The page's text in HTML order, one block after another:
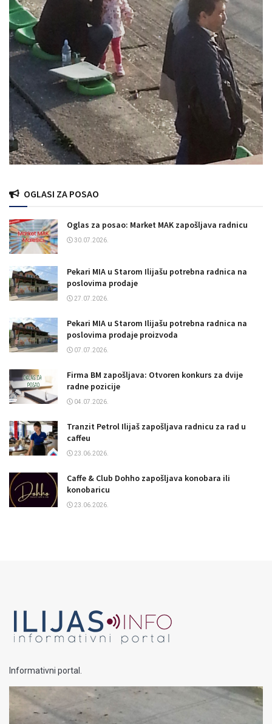
OGLASI ZA POSAO
Oglas za posao: Market MAK zapošljava radnicu
30.07.2026.
Pekari MIA u Starom Ilijašu potrebna radnica na
poslovima prodaje
27.07.2026.
Pekari MIA u Starom Ilijašu potrebna radnica na
poslovima prodaje proizvoda
07.07.2026.
Firma BM zapošljava: Otvoren konkurs za dvije
radne pozicije
04.07.2026.
Tranzit Petrol Ilijaš zapošljava radnicu za rad u
caffeu
23.06.2026.
Caffe & Club Dohho zapošljava konobara ili
konobaricu
23.06.2026.
Informativni portal.